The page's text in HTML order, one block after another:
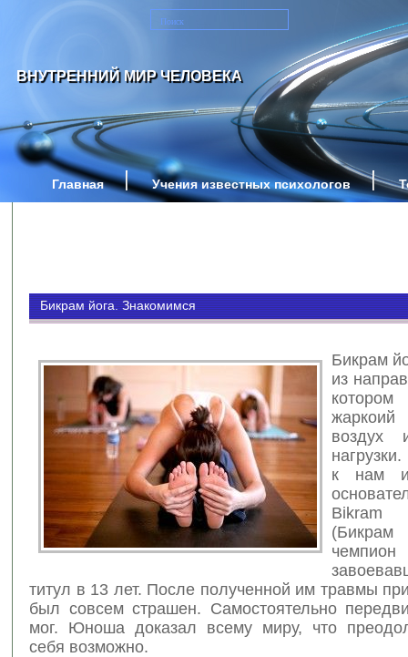
ВНУТРЕННИЙ МИР ЧЕЛОВЕКА
Главная Учения известных психологов
Бикрам йога. Знакомимся
Бикрам
из
воздух
к нам
Bikram
титул в 13 лет. После полученной им травмы
был совсем страшен. Самостоятельно
мог. Юноша доказал всему миру, что
себя возможно.